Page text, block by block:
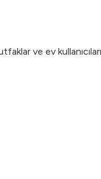
ve ev kullanıcıları